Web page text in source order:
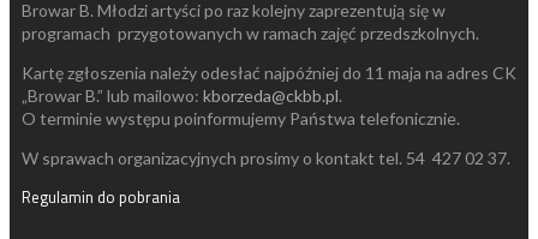
Browar B. Młodzi artyści po raz kolejny zaprezentują się w
programach przygotowanych w ramach zajęć przedszkolnych.
Kartę zgłoszenia należy odesłać najpóźniej do 11 maja na adres CK
„Browar B.” lub mailowo: kborzeda@ckbb.pl.
O terminie występu poinformujemy Państwa telefonicznie.
W sprawach organizacyjnych prosimy o kontakt tel. 54 427 02 37.
Regulamin do pobrania